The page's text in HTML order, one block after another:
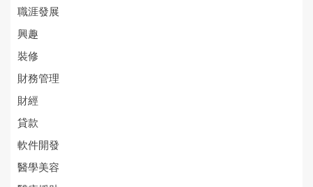
職涯發展
興趣
裝修
財務管理
財經
貸款
軟件開發
醫學美容